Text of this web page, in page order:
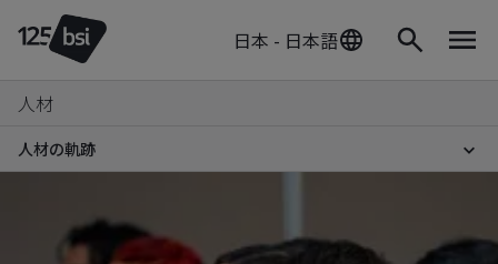
日本 - 日本語
人材
人材の軌跡